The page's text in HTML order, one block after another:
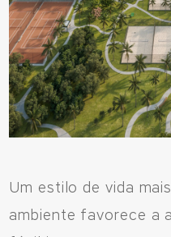
66 3531 9505
Fale pelo WhastApp
Um estilo de vida
ambiente favorece a